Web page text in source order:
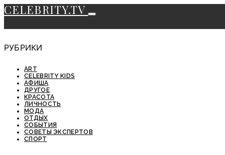
CELEBRITY.TV
РУБРИКИ
ART
CELEBRITY KIDS
АФИША
ДРУГОЕ
КРАСОТА
ЛИЧНОСТЬ
МОДА
ОТДЫХ
СОБЫТИЯ
СОВЕТЫ ЭКСПЕРТОВ
СПОРТ